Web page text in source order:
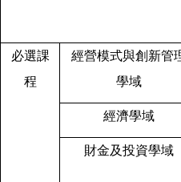
必選課
程
經營模式與創新管
學域
經濟學域
財金及投資學域